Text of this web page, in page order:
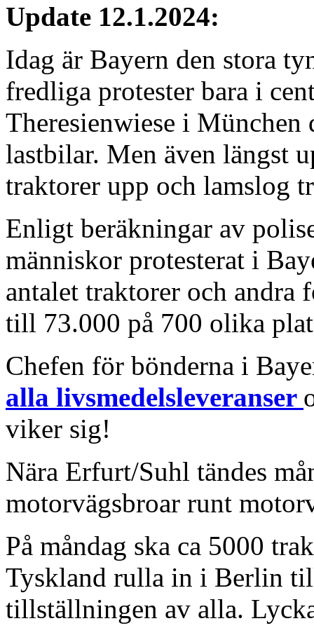
Update 12.1.2024:
Idag är Bayern den stora
fredliga protester bara i
Theresienwiese i München
lastbilar. Men även längst
traktorer upp och lamslog
Enligt beräkningar av
människor protesterat i
antalet traktorer och andra
till 73.000 på 700 olika
Chefen för bönderna i
alla livsmedelsleveranser
viker sig!
Nära Erfurt/Suhl tändes
motorvägsbroar runt
På måndag ska ca 5000
Tyskland rulla in i Berlin
tillställningen av alla.